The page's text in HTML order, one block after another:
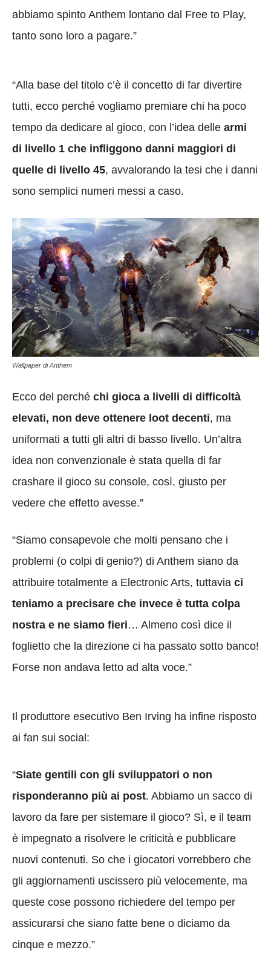
abbiamo spinto Anthem lontano dal Free to Play,
tanto sono loro a pagare.”
“Alla base del titolo c’è il concetto di far divertire
tutti, ecco perché vogliamo premiare chi ha poco
tempo da dedicare al gioco, con l’idea delle armi
di livello 1 che infliggono danni maggiori di
quelle di livello 45, avvalorando la tesi che i danni
sono semplici numeri messi a caso.
Wallpaper di Anthem
Ecco del perché chi gioca a livelli di difficoltà
elevati, non deve ottenere loot decenti, ma
uniformati a tutti gli altri di basso livello. Un’altra
idea non convenzionale è stata quella di far
crashare il gioco su console, così, giusto per
vedere che effetto avesse.”
“Siamo consapevole che molti pensano che i
problemi (o colpi di genio?) di Anthem siano da
attribuire totalmente a Electronic Arts, tuttavia ci
teniamo a precisare che invece è tutta colpa
nostra e ne siamo fieri… Almeno così dice il
foglietto che la direzione ci ha passato sotto banco!
Forse non andava letto ad alta voce.”
Il produttore esecutivo Ben Irving ha infine risposto
ai fan sui social:
“Siate gentili con gli sviluppatori o non
risponderanno più ai post. Abbiamo un sacco di
lavoro da fare per sistemare il gioco? Sì, e il team
è impegnato a risolvere le criticità e pubblicare
nuovi contenuti. So che i giocatori vorrebbero che
gli aggiornamenti uscissero più velocemente, ma
queste cose possono richiedere del tempo per
assicurarsi che siano fatte bene o diciamo da
cinque e mezzo.”